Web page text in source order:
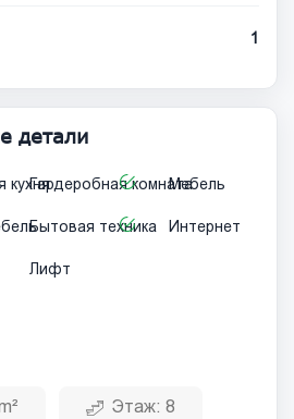
1
детали
кухняГардеробная комнатаМебель
Бытовая техника Интернет
Лифт
Этаж: 8